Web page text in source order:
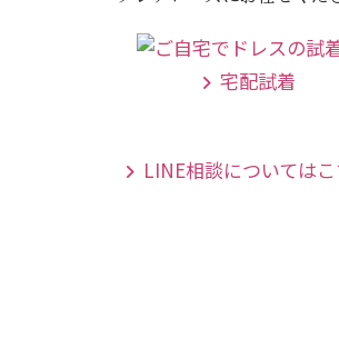
宅配試着
LINE相談については